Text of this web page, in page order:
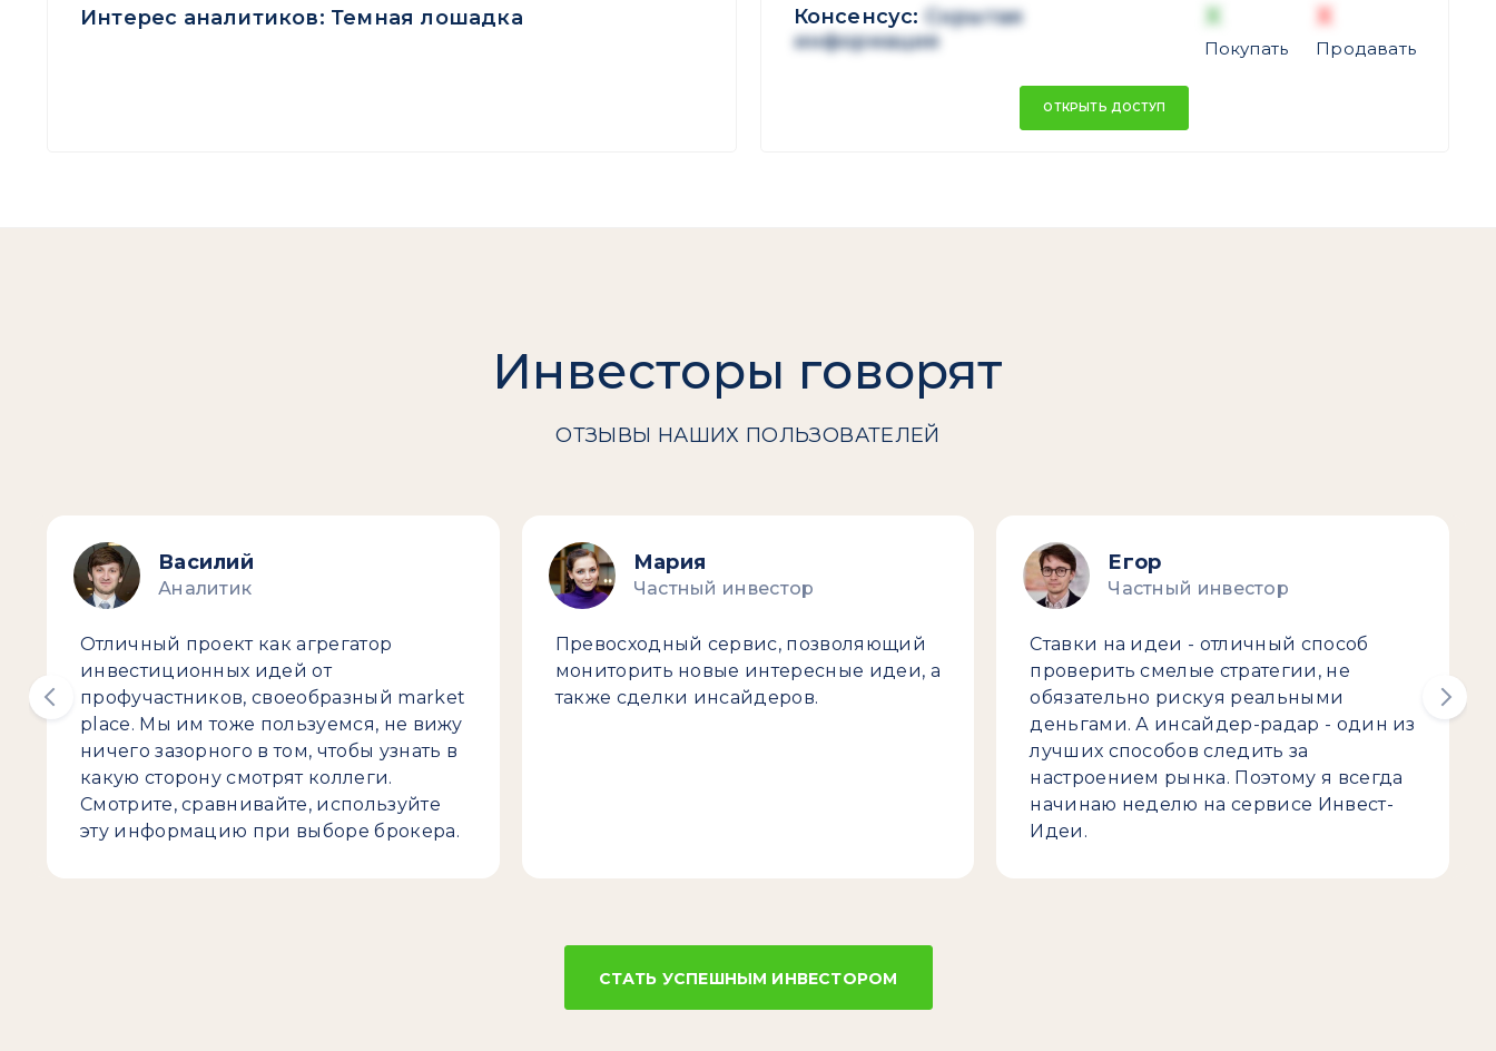
Интерес аналитиков: Темная лошадка Консенсус:
Скрытая
информация
X
Покупать
X
Продавать
ОТКРЫТЬ ДОСТУП
Инвесторы говорят
ОТЗЫВЫ НАШИХ ПОЛЬЗОВАТЕЛЕЙ
Василий
Аналитик
Отличный проект как агрегатор
инвестиционных идей от
профучастников, своеобразный market
place. Мы им тоже пользуемся, не вижу
ничего зазорного в том, чтобы узнать в
какую сторону смотрят коллеги.
Смотрите, сравнивайте, используйте
эту информацию при выборе брокера.
Мария
Частный инвестор
Превосходный сервис, позволяющий
мониторить новые интересные идеи, а
также сделки инсайдеров.
Егор
Частный инвестор
Ставки на идеи - отличный способ
проверить смелые стратегии, не
обязательно рискуя реальными
деньгами. А инсайдер-радар - один из
лучших способов следить за
настроением рынка. Поэтому я всегда
начинаю неделю на сервисе Инвест-
Идеи.
СТАТЬ УСПЕШНЫМ ИНВЕСТОРОМ